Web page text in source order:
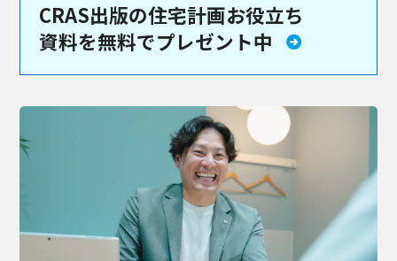
CRAS出版の住宅計画お役立ち
資料を無料でプレゼント中